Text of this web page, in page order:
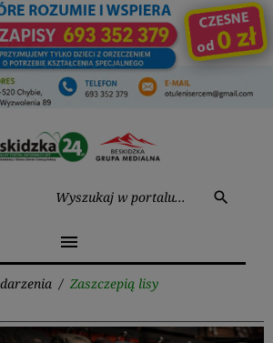
search
menu
/ Zaszczepią lisy